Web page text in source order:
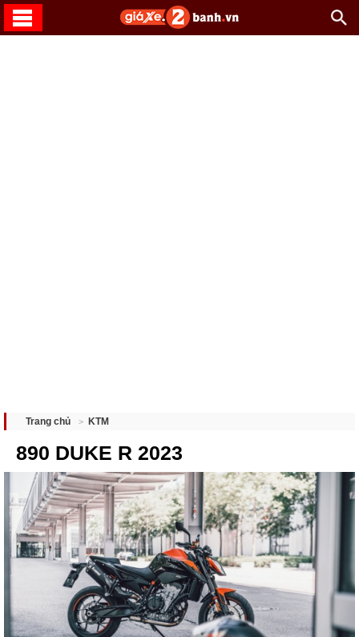
Trang chủ KTM
890 DUKE R 2023